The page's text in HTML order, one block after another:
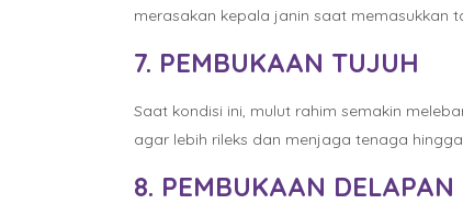
merasakan kepala janin saat memasukkan
7. PEMBUKAAN TUJUH
Saat kondisi ini, mulut rahim semakin
agar lebih rileks dan menjaga tenaga
8. PEMBUKAAN DELAPAN